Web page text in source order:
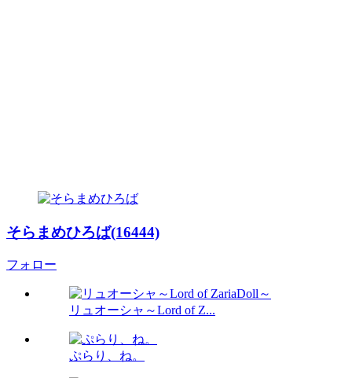
そらまめひろば(16444)
フォロー
リュオーシャ～Lord of Z...
ぷらり、ね。